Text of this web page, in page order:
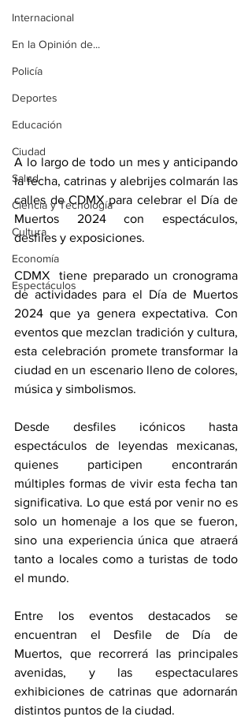
Internacional
En la Opinión de...
Policía
Deportes
Educación
Ciudad
Salud
Ciencia y Tecnología
Cultura
Economía
Espectáculos
A lo largo de todo un mes y anticipando
la fecha, catrinas y alebrijes colmarán las
calles de CDMX para celebrar el Día de
Muertos 2024 con espectáculos,
desfiles y exposiciones.
CDMX  tiene preparado un cronograma
de actividades para el Día de Muertos
2024 que ya genera expectativa. Con
eventos que mezclan tradición y cultura,
esta celebración promete transformar la
ciudad en un escenario lleno de colores,
música y simbolismos.
Desde desfiles icónicos hasta
espectáculos de leyendas mexicanas,
quienes participen encontrarán
múltiples formas de vivir esta fecha tan
significativa. Lo que está por venir no es
solo un homenaje a los que se fueron,
sino una experiencia única que atraerá
tanto a locales como a turistas de todo
el mundo.
Entre los eventos destacados se
encuentran el Desfile de Día de
Muertos, que recorrerá las principales
avenidas, y las espectaculares
exhibiciones de catrinas que adornarán
distintos puntos de la ciudad.